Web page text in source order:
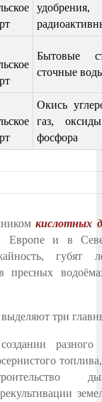
Бытовые
сточные
Окись
газ,
фосфора
кислотных
Европе и в
губят
пресных
три
разного